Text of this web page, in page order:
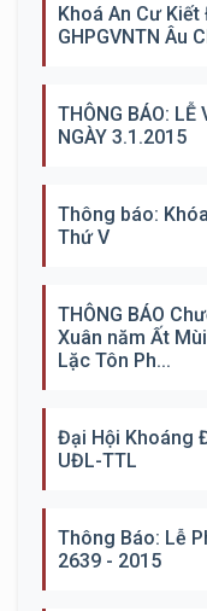
Khoá An Cư
GHPGVNTN Âu
THÔNG BÁO:
NGÀY 3.1.2015
Thông báo:
Thứ V
THÔNG BÁO
Xuân năm Ất
Lặc Tôn Ph...
Đại Hội Khoáng
UĐL-TTL
Thông Báo: Lễ
2639 - 2015